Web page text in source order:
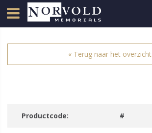
« Terug naar het overzicht
Productcode: #